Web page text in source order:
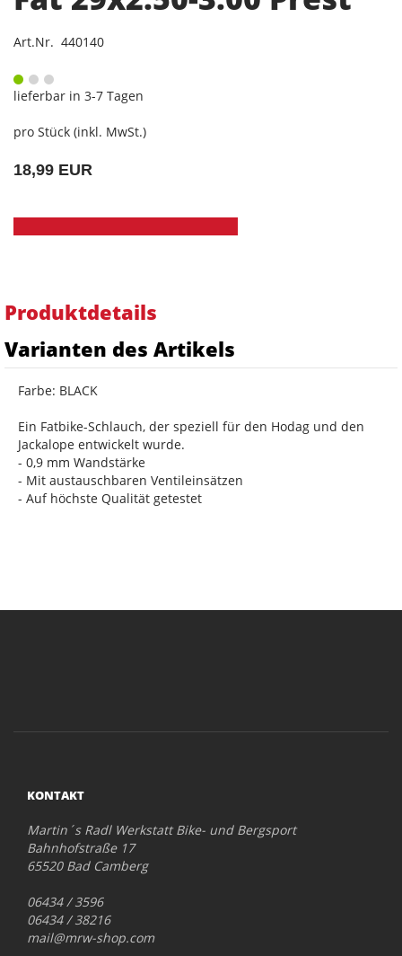
Art.Nr. 440140
lieferbar in 3-7 Tagen
pro Stück (inkl. MwSt.)
18,99 EUR
Produktdetails
Varianten des Artikels
Farbe: BLACK
Ein Fatbike-Schlauch, der speziell für den Hodag und den
Jackalope entwickelt wurde.
- 0,9 mm Wandstärke
- Mit austauschbaren Ventileinsätzen
- Auf höchste Qualität getestet
KONTAKT
Martin´s Radl Werkstatt Bike- und Bergsport
Bahnhofstraße 17
65520 Bad Camberg
06434 / 3596
06434 / 38216
mail@mrw-shop.com